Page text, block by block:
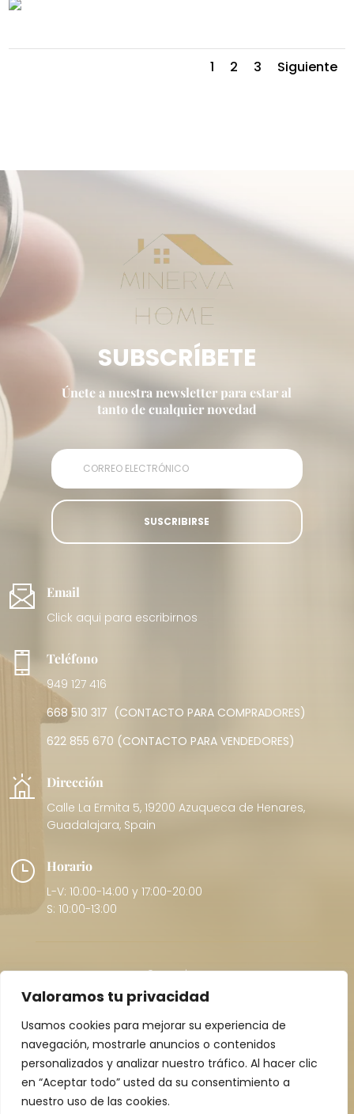
Valoramos tu privacidad
Usamos cookies para mejorar su experiencia de
navegación, mostrarle anuncios o contenidos
personalizados y analizar nuestro tráfico. Al hacer clic
en “Aceptar todo” usted da su consentimiento a
nuestro uso de las cookies.
1 2 3 Siguiente
SUBSCRÍBETE
Únete a nuestra newsletter para estar al
tanto de cualquier novedad
SUSCRIBIRSE
Email
Click aqui para escribirnos
Teléfono
949 127 416
668 510 317 (CONTACTO PARA COMPRADORES)
622 855 670 (CONTACTO PARA VENDEDORES)
Dirección
Calle La Ermita 5, 19200 Azuqueca de Henares,
Guadalajara, Spain
} Horario
L-V: 10:00-14:00 y 17:00-20:00
S: 10:00-13:00
Copyright © 2026 |Pol. Privacidad
Minerva Home Consulting